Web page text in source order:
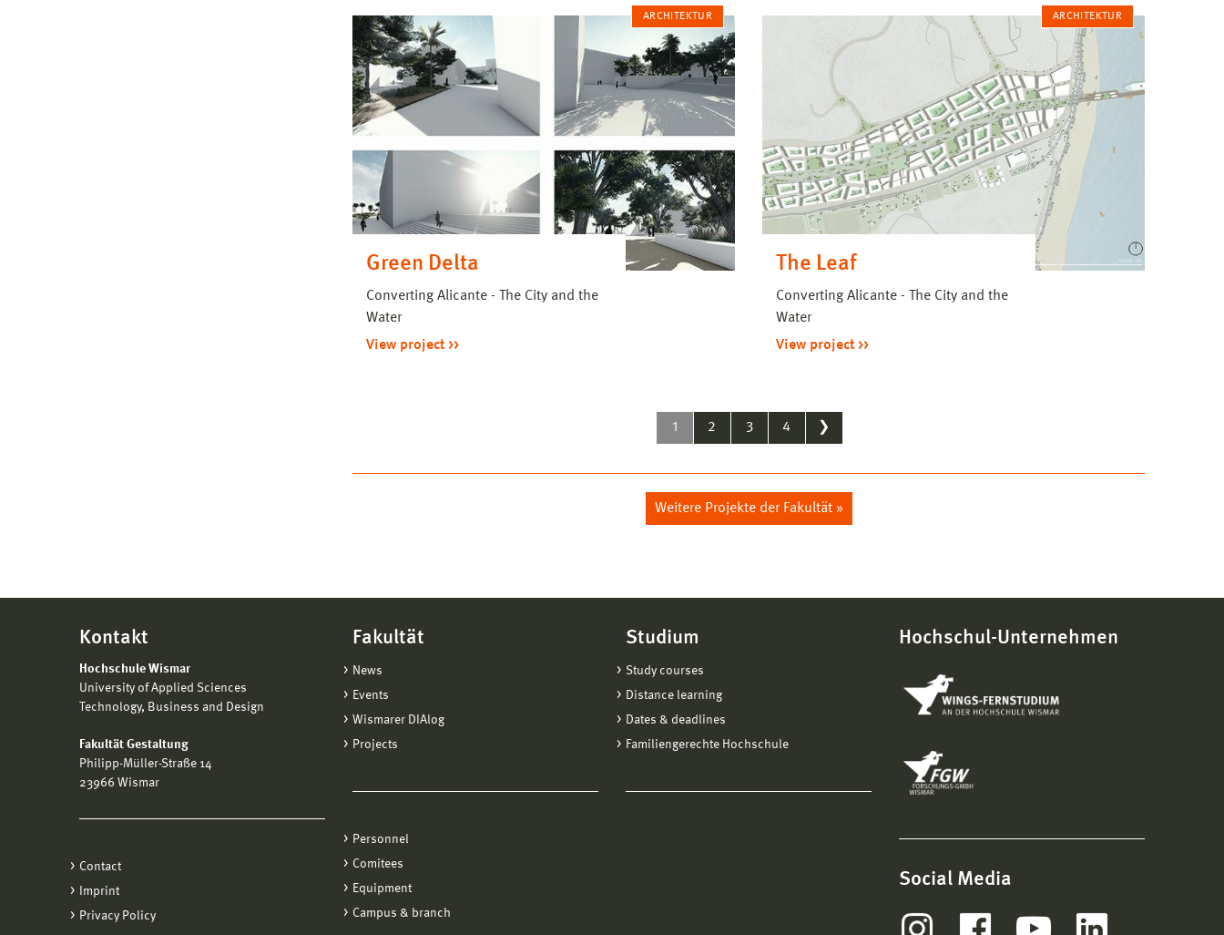
ARCHITEKTUR
Green Delta
Converting Alicante - The City and the
Water
View project
ARCHITEKTUR
The Leaf
Converting Alicante - The City and the
Water
View project
1 2 3 4 ❯
Weitere Projekte der Fakultät »
Kontakt
Hochschule Wismar
University of Applied Sciences
Technology, Business and Design
Fakultät Gestaltung
Philipp-Müller-Straße 14
23966 Wismar
Contact
Imprint
Privacy Policy
Fakultät
News
Events
Wismarer DIAlog
Projects
Personnel
Comitees
Equipment
Campus & branch
Studium
Study courses
Distance learning
Dates & deadlines
Familiengerechte Hochschule
Hochschul-Unternehmen
Social Media